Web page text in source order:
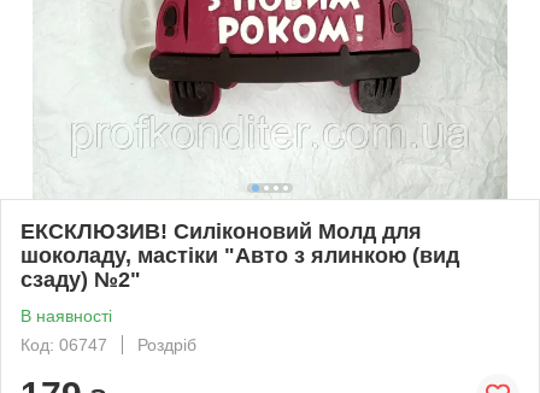
ЕКСКЛЮЗИВ! Силіконовий Молд для
шоколаду, мастiки "Авто з ялинкою (вид
сзаду) №2"
В наявності
Код: 06747
Роздріб